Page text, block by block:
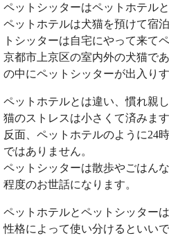
ペットシッターはペットホテル
ペットホテルは犬猫を預けて宿
トシッターは自宅にやって来て
京都市上京区の室内外の犬猫で
の中にペットシッターが出入り
ペットホテルとは違い、慣れ親
猫のストレスは小さくて済みます
反面、ペットホテルのように24
ではありません。
ペットシッターは散歩やごはん
程度のお世話になります。
ペットホテルとペットシッター
性格によって使い分けるといいで